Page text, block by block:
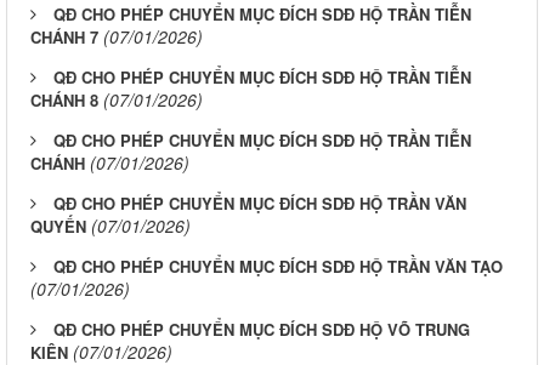
QĐ CHO PHÉP CHUYỂN MỤC ĐÍCH SDĐ HỘ TRẦN TIỄN
CHÁNH 7 (07/01/2026)
QĐ CHO PHÉP CHUYỂN MỤC ĐÍCH SDĐ HỘ TRẦN TIỄN
CHÁNH 8 (07/01/2026)
QĐ CHO PHÉP CHUYỂN MỤC ĐÍCH SDĐ HỘ TRẦN TIỄN
CHÁNH (07/01/2026)
QĐ CHO PHÉP CHUYỂN MỤC ĐÍCH SDĐ HỘ TRẦN VĂN
QUYẾN (07/01/2026)
QĐ CHO PHÉP CHUYỂN MỤC ĐÍCH SDĐ HỘ TRẦN VĂN TẠO
(07/01/2026)
QĐ CHO PHÉP CHUYỂN MỤC ĐÍCH SDĐ HỘ VÕ TRUNG
KIÊN (07/01/2026)